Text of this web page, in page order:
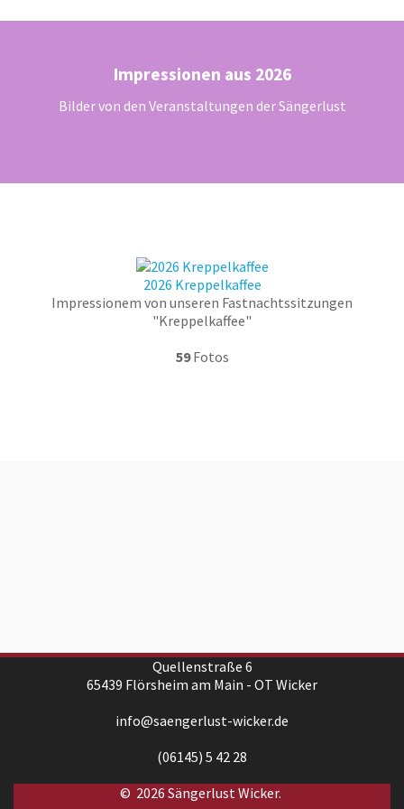
Impressionen aus 2026
Bilder von den Veranstaltungen der Sängerlust
2026 Kreppelkaffee
Impressionem von unseren Fastnachtssitzungen
"Kreppelkaffee"
59Fotos
Quellenstraße 6
65439 Flörsheim am Main - OT Wicker
info@saengerlust-wicker.de
(06145) 5 42 28
© 2026 Sängerlust Wicker.